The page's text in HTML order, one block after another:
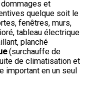
et
quelque soit le
fenêtres, murs,
tableau électrique
planché
(surchauffe de
de climatisation et
important en un seul